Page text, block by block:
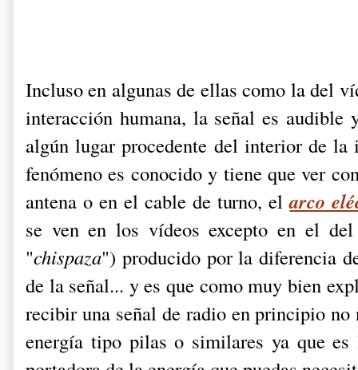
Incluso en algunas de ellas como la del
interacción humana, la señal es audible
algún lugar procedente del interior de
fenómeno es conocido y tiene que ver
antena o en el cable de turno, elarco
se ven en los vídeos excepto en el
"chispaza") producido por la diferencia
de la señal... y es que como muy bien
recibir una señal de radio en principio no
energía tipo pilas o similares ya que